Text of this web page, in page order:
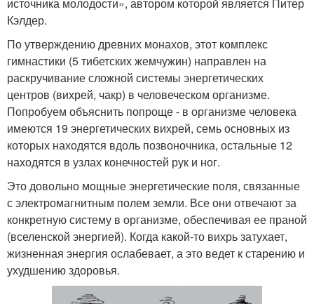
источника молодости», автором которой является Питер
Кэлдер.
По утверждению древних монахов, этот комплекс
гимнастики (5 тибетских жемчужин) направлен на
раскручивание сложной системы энергетических
центров (вихрей, чакр) в человеческом организме.
Попробуем объяснить попроще - в организме человека
имеются 19 энергетических вихрей, семь основных из
которых находятся вдоль позвоночника, остальные 12
находятся в узлах конечностей рук и ног.
Это довольно мощные энергетические поля, связанные
с электромагнитным полем земли. Все они отвечают за
конкретную систему в организме, обеспечивая ее праной
(вселенской энергией). Когда какой-то вихрь затухает,
жизненная энергия ослабевает, а это ведет к старению и
ухудшению здоровья.